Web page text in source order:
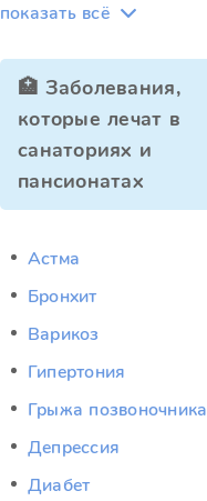
показать всё
🏥 Заболевания,
которые лечат в
санаториях и
пансионатах
Астма
Бронхит
Варикоз
Гипертония
Грыжа позвоночника
Депрессия
Диабет